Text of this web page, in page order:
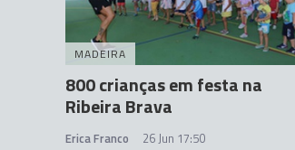
MADEIRA
800 crianças em festa na
Ribeira Brava
Erica Franco 26 Jun 17:50